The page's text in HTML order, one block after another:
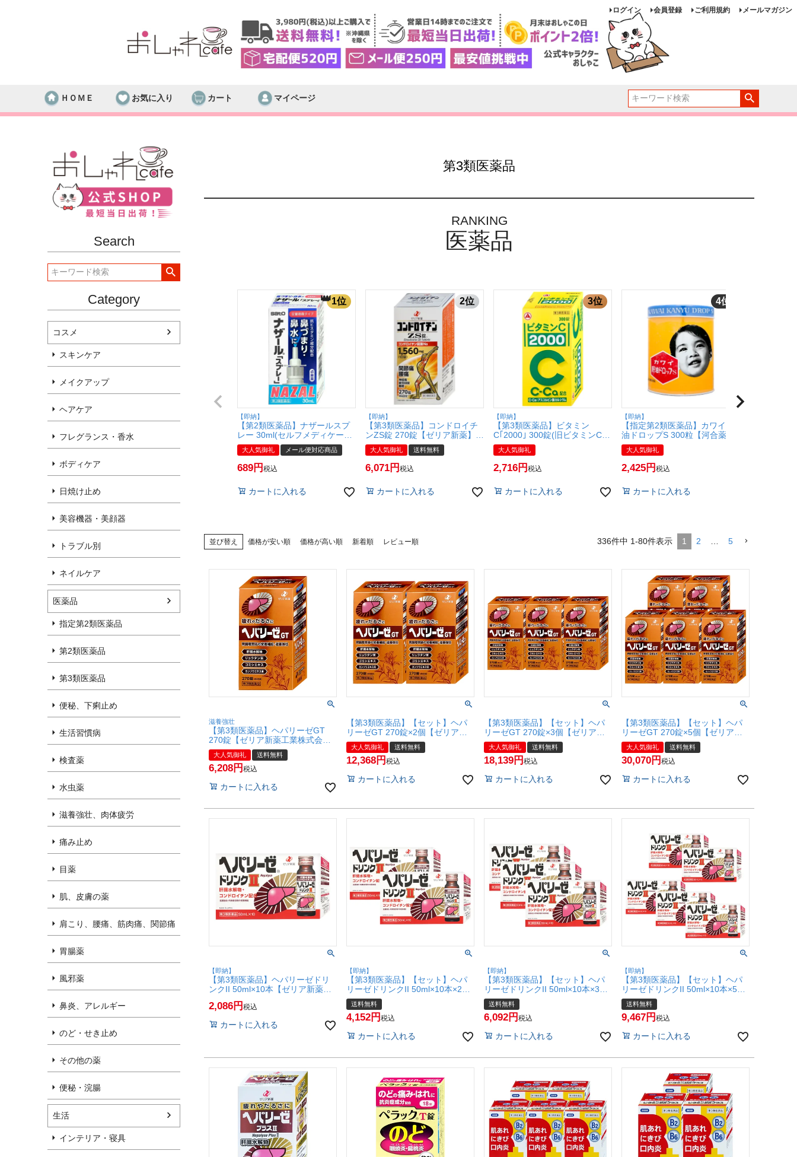
ログイン 会員登録 ご利用規約 メールマガジン
ＨＯＭＥ お気に入り カート マイページ
Search
Category
コスメ
スキンケア
メイクアップ
ヘアケア
フレグランス・香水
ボディケア
日焼け止め
美容機器・美顔器
トラブル別
ネイルケア
医薬品
指定第2類医薬品
第2類医薬品
第3類医薬品
便秘、下痢止め
生活習慣病
検査薬
水虫薬
滋養強壮、肉体疲労
痛み止め
目薬
肌、皮膚の薬
肩こり、腰痛、筋肉痛、関節痛
胃腸薬
風邪薬
鼻炎、アレルギー
のど・せき止め
その他の薬
便秘・浣腸
生活
インテリア・寝具
第3類医薬品
RANKING
医薬品
【即納】
【第2類医薬品】ナザールスプ
レー 30ml(セルフメディケーシ
ョン税制対象)【メール便対応
商品】【SBT】
大人気御礼 メール便対応商品
689 税込
カートに入れる
【即納】
【第3類医薬品】コンドロイチ
ンZS錠 270錠【ゼリア新薬】
【宅配便送料無料】
大人気御礼 送料無料
6,071 税込
カートに入れる
【即納】
【第3類医薬品】ビタミン
C｢2000｣ 300錠(旧ビタミンC
タケダ)【アリナミン製薬】
【ビタミンC 2000/肌トラブル/
しみ・そばかす】【SBT】
(6055599)
大人気御礼
2,716 税込
カートに入れる
【即納】
【指定第2類医薬品】カワイ肝
油ドロップS 300粒【河合薬
業】【滋養強壮・肉体疲労】
【SBT】 (6049414)
大人気御礼
2,425 税込
カートに入れる
並び替え 価格が安い順 価格が高い順 新着順 レビュー順 336件中 1-80件表示 1 2 … 5
滋養強壮
【第3類医薬品】ヘパリーゼGT
270錠【ゼリア新薬工業株式会
社】【宅配便送料無料】
大人気御礼 送料無料
6,208 税込
カートに入れる
【第3類医薬品】【セット】ヘパ
リーゼGT 270錠×2個【ゼリア新
薬工業株式会社】【滋養強壮】
【宅配便送料無料】
大人気御礼 送料無料
12,368 税込
カートに入れる
【第3類医薬品】【セット】ヘパ
リーゼGT 270錠×3個【ゼリア新
薬工業株式会社】【滋養強壮】
【宅配便送料無料】
大人気御礼 送料無料
18,139 税込
カートに入れる
【第3類医薬品】【セット】ヘパ
リーゼGT 270錠×5個【ゼリア新
薬工業株式会社】【滋養強壮】
【宅配便送料無料】
大人気御礼 送料無料
30,070 税込
カートに入れる
【即納】
【第3類医薬品】ヘパリーゼドリ
ンクII 50ml×10本【ゼリア新薬工
2,086 税込
カートに入れる
【即納】
【第3類医薬品】【セット】ヘパ
リーゼドリンクII 50ml×10本×2個
【ゼリア新薬工業株式会社】
(6042926-set1)【宅配便送料無
料】
送料無料
4,152 税込
カートに入れる
【即納】
【第3類医薬品】【セット】ヘパ
リーゼドリンクII 50ml×10本×3個
【ゼリア新薬工業株式会社】
(6042926-set2)【宅配便送料無
料】
送料無料
6,092 税込
カートに入れる
【即納】
【第3類医薬品】【セット】ヘパ
リーゼドリンクII 50ml×10本×5個
【ゼリア新薬工業株式会社】
(6042926-set3)【宅配便送料無
料】
送料無料
9,467 税込
カートに入れる